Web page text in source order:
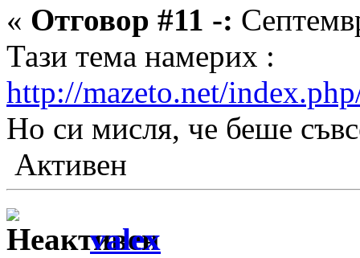
« Отговор #11 -:
Тази тема намерих :
http://mazeto.net/
Но си мисля, че беше
Активен
valex